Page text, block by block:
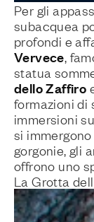
Per gli
subacquea
profondi e
Vervece,
statua
dello Zaffiro
formazioni di
immersioni
si
gorgonie, gli
offrono uno
La Grotta